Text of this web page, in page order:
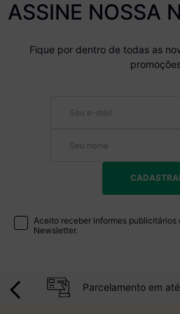
ASSINE NOSSA
Fique por dentro de todas as
Aceito receber informes publicitários
Newsletter.
Parcelamento em até